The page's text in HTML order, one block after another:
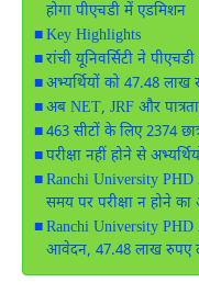
होगा पीएचडी में एडमिशन
Key Highlights
रांची यूनिवर्सिटी ने
अभ्यर्थियों को 47.48
अब NET, JRF और
463 सीटों के लिए 2374
परीक्षा नहीं होने से
Ranchi University PHD
समय पर परीक्षा न होने
Ranchi University PHD
आवेदन, 47.48 लाख रुपए